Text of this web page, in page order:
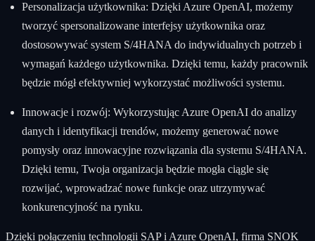
Personalizacja użytkownika: Dzięki Azure OpenAI, możemy
tworzyć spersonalizowane interfejsy użytkownika oraz
dostosowywać system S/4HANA do indywidualnych potrzeb i
wymagań każdego użytkownika. Dzięki temu, każdy pracownik
będzie mógł efektywniej wykorzystać możliwości systemu.
Innowacje i rozwój: Wykorzystując Azure OpenAI do analizy
danych i identyfikacji trendów, możemy generować nowe
pomysły oraz innowacyjne rozwiązania dla systemu S/4HANA.
Dzięki temu, Twoja organizacja będzie mogła ciągle się
rozwijać, wprowadzać nowe funkcje oraz utrzymywać
konkurencyjność na rynku.
Dzięki połączeniu technologii SAP i Azure OpenAI, firma SNOK